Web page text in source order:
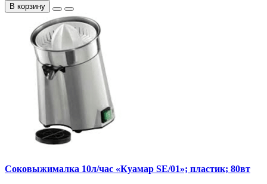
В корзину
Соковыжималка 10л/час «Куамар SE/01»; пластик; 80вт